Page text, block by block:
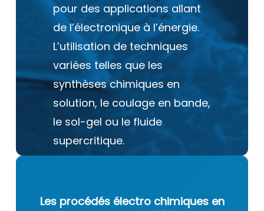
pour des applications allant
de l’électronique à l’énergie.
L’utilisation de techniques
variées telles que les
synthèses chimiques en
solution, le coulage en bande,
le sol-gel ou le fluide
supercritique.
Les procédés électro chimiques en